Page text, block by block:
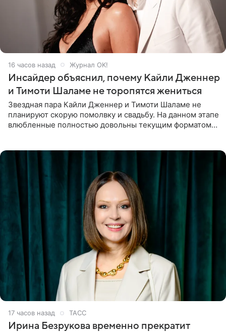
16 часов назад Журнал OK!
Инсайдер объяснил, почему Кайли Дженнер
и Тимоти Шаламе не торопятся жениться
Звездная пара Кайли Дженнер и Тимоти Шаламе не
планируют скорую помолвку и свадьбу. На данном этапе
влюбленные полностью довольны текущим форматом
17 часов назад ТАСС
Ирина Безрукова временно прекратит